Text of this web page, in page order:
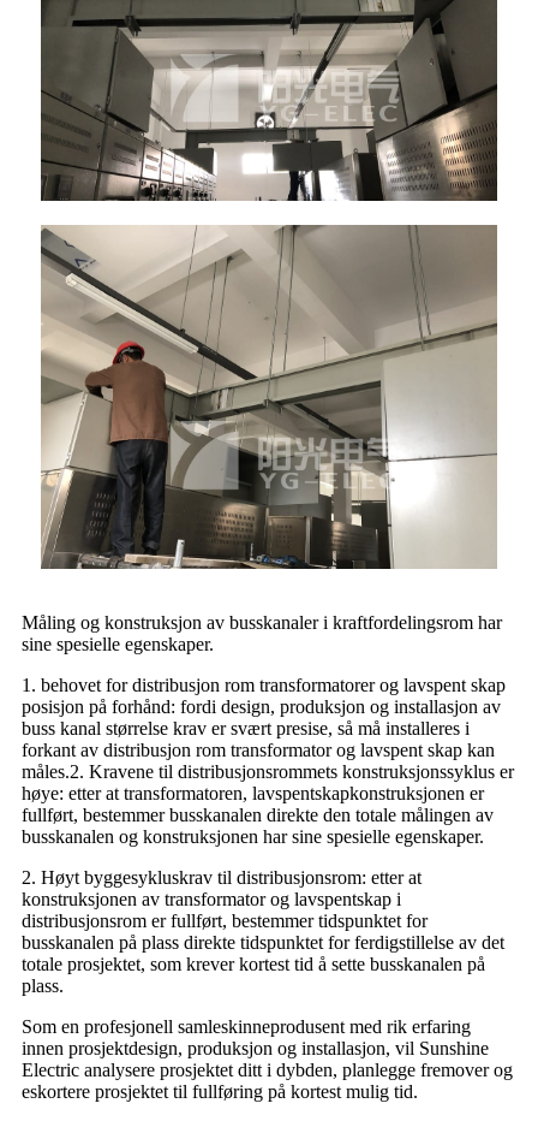
Måling og konstruksjon av busskanaler i kraftfordelingsrom har
sine spesielle egenskaper.
1. behovet for distribusjon rom transformatorer og lavspent skap
posisjon på forhånd: fordi design, produksjon og installasjon av
buss kanal størrelse krav er svært presise, så må installeres i
forkant av distribusjon rom transformator og lavspent skap kan
måles.2. Kravene til distribusjonsrommets konstruksjonssyklus er
høye: etter at transformatoren, lavspentskapkonstruksjonen er
fullført, bestemmer busskanalen direkte den totale målingen av
busskanalen og konstruksjonen har sine spesielle egenskaper.
2. Høyt byggesykluskrav til distribusjonsrom: etter at
konstruksjonen av transformator og lavspentskap i
distribusjonsrom er fullført, bestemmer tidspunktet for
busskanalen på plass direkte tidspunktet for ferdigstillelse av det
totale prosjektet, som krever kortest tid å sette busskanalen på
plass.
Som en profesjonell samleskinneprodusent med rik erfaring
innen prosjektdesign, produksjon og installasjon, vil Sunshine
Electric analysere prosjektet ditt i dybden, planlegge fremover og
eskortere prosjektet til fullføring på kortest mulig tid.